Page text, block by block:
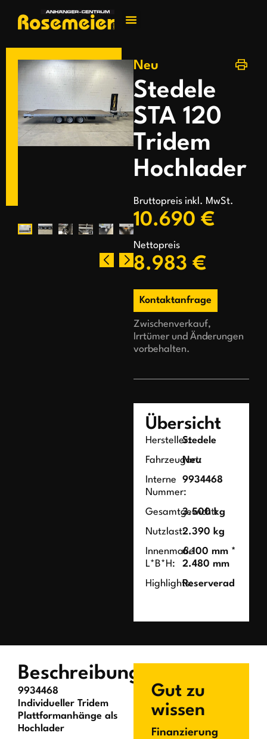
Neu
Stedele
STA 120
Tridem
Hochlader
Bruttopreis inkl. MwSt.
10.690 €
Nettopreis
8.983 €
Kontaktanfrage
Zwischenverkauf,
Irrtümer und Änderungen
vorbehalten.
Übersicht
Hersteller:Stedele
Fahrzeugart:
Neu
Interne
Nummer:
9934468
Gesamtgewicht:
3.500 kg
Nutzlast:2.390 kg
Innenmaße
L*B*H:
6.100 mm *
2.480 mm
Highlights:Reserverad
Beschreibung
9934468
Individueller Tridem
Plattformanhänge als
Hochlader
Gut zu
wissen
Finanzierung